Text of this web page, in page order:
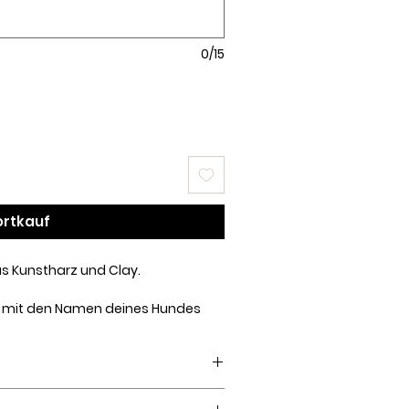
0/15
Kunstharz und Clay.
den Namen deines Hundes